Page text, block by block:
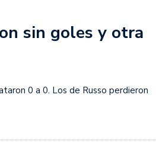
saber
sin goles y otra
0 a 0. Los de Russo perdieron